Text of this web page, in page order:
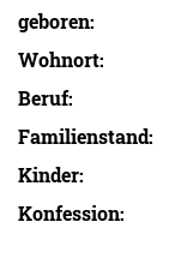
geboren
Wohnort
Beruf
Familien­stand
Kinder
Konfession